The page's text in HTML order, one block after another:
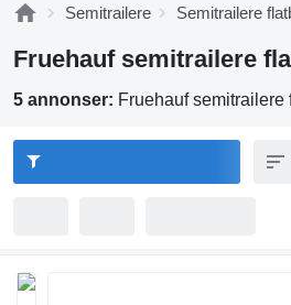
Semitrailere Semitrailere
Fruehauf semitrailere
5 annonser: Fruehauf semitrailere